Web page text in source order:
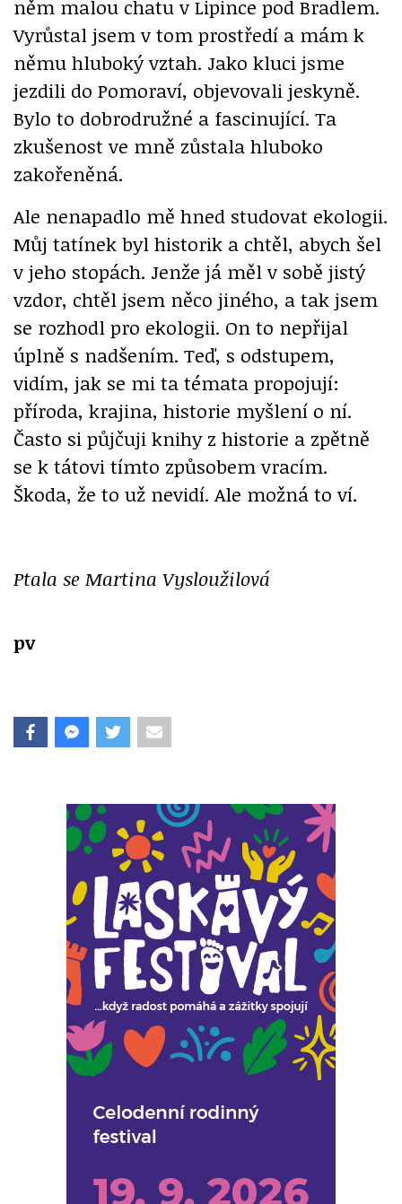
něm malou chatu v Lipince pod Bradlem.
Vyrůstal jsem v tom prostředí a mám k
němu hluboký vztah. Jako kluci jsme
jezdili do Pomoraví, objevovali jeskyně.
Bylo to dobrodružné a fascinující. Ta
zkušenost ve mně zůstala hluboko
zakořeněná.
Ale nenapadlo mě hned studovat ekologii.
Můj tatínek byl historik a chtěl, abych šel
v jeho stopách. Jenže já měl v sobě jistý
vzdor, chtěl jsem něco jiného, a tak jsem
se rozhodl pro ekologii. On to nepřijal
úplně s nadšením. Teď, s odstupem,
vidím, jak se mi ta témata propojují:
příroda, krajina, historie myšlení o ní.
Často si půjčuji knihy z historie a zpětně
se k tátovi tímto způsobem vracím.
Škoda, že to už nevidí. Ale možná to ví.
Ptala se Martina Vysloužilová
pv